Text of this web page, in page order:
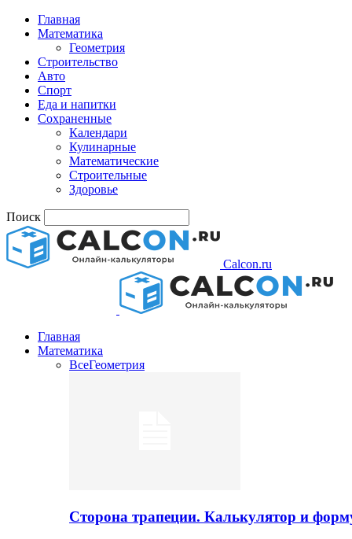
Главная
Математика
Геометрия
Строительство
Авто
Спорт
Еда и напитки
Сохраненные
Календари
Кулинарные
Математические
Строительные
Здоровье
Поиск
Calcon.ru
Главная
Математика
ВсеГеометрия
Сторона трапеции. Калькулятор и